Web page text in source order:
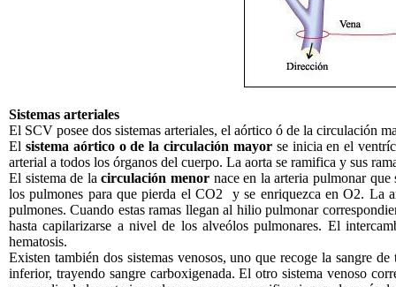
Sistemas arteriales
El SCV posee dos sistemas arteriales, el aórtico ó de la circulación
El sistema aórtico o de la circulación mayor se inicia en el
arterial a todos los órganos del cuerpo. La aorta se ramifica y sus
El sistema de lacirculación menor nace en la arteria pulmonar
los pulmones para que pierda el CO2 y se enriquezca en O2. La
pulmones. Cuando estas ramas llegan al hilio pulmonar
hasta capilarizarse a nivel de los alveólos pulmonares. El
hematosis.
Existen también dos sistemas venosos, uno que recoge la sangre
inferior, trayendo sangre carboxigenada. El otro sistema venoso